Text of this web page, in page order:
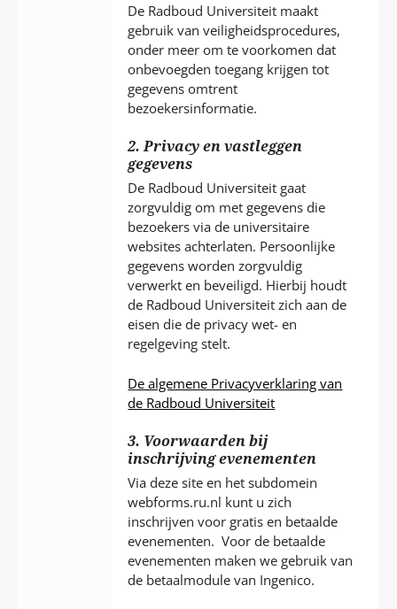
De Radboud Universiteit maakt
gebruik van veiligheidsprocedures,
onder meer om te voorkomen dat
onbevoegden toegang krijgen tot
gegevens omtrent
bezoekersinformatie.
2. Privacy en vastleggen
gegevens
De Radboud Universiteit gaat
zorgvuldig om met gegevens die
bezoekers via de universitaire
websites achterlaten. Persoonlijke
gegevens worden zorgvuldig
verwerkt en beveiligd. Hierbij houdt
de Radboud Universiteit zich aan de
eisen die de privacy wet- en
regelgeving stelt.
De algemene Privacyverklaring van
de Radboud Universiteit
3. Voorwaarden bij
inschrijving evenementen
Via deze site en het subdomein
webforms.ru.nl kunt u zich
inschrijven voor gratis en betaalde
evenementen. Voor de betaalde
evenementen maken we gebruik van
de betaalmodule van Ingenico.